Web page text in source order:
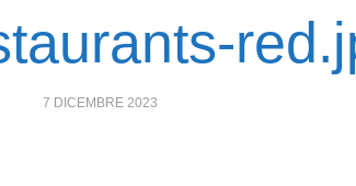
POSTED
7 DICEMBRE 2023